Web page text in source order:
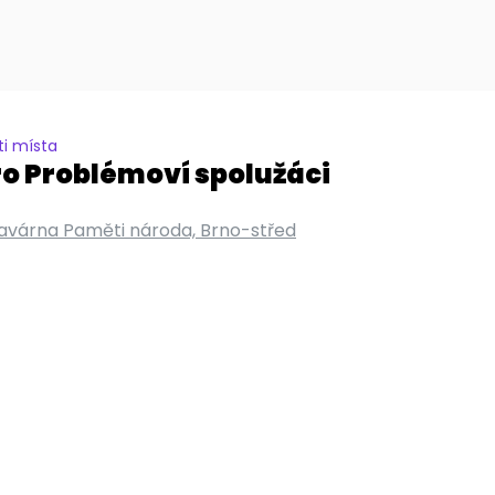
místa
Problémoví spolužáci
Paměti národa, Brno-střed